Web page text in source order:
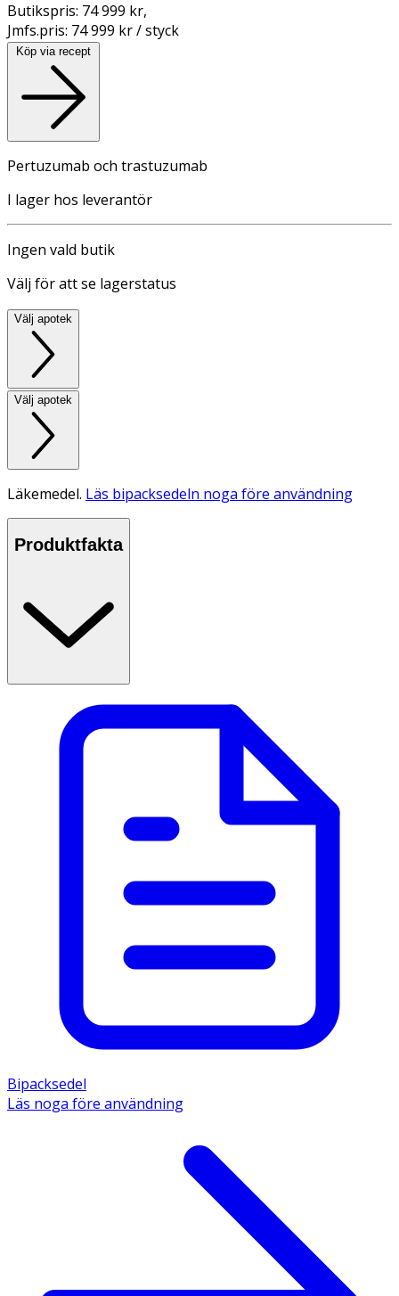
Butikspris: 74 999 kr,
Jmfs.pris: 74 999 kr / styck
Köp via recept
Pertuzumab och trastuzumab
I lager hos leverantör
Ingen vald butik
Välj för att se lagerstatus
Välj apotek
Välj apotek
Läkemedel. Läs bipacksedeln noga före användning
Produktfakta
Bipacksedel
Läs noga före användning